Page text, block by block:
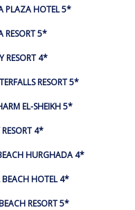
PLAZA HOTEL 5*
RESORT 5*
RESORT 4*
RESORT 5*
EL-SHEIKH 5*
4*
HURGHADA 4*
HOTEL 4*
RESORT 5*